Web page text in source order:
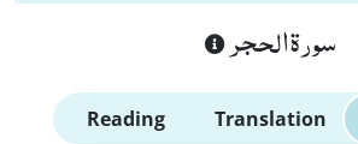
سورة الحجر
Reading Translation